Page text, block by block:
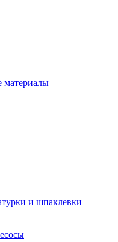
материалы
и шпаклевки